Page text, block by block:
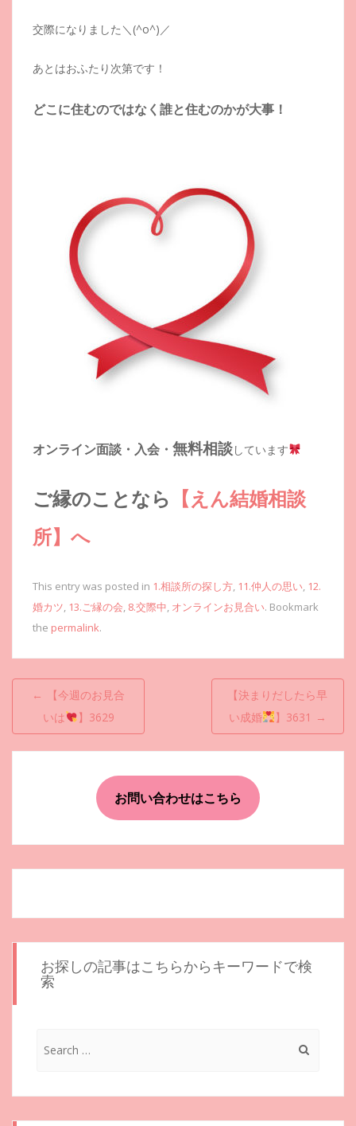
交際になりました＼(^o^)／
あとはおふたり次第です！
どこに住むのではなく誰と住むのかが大事！
オンライン面談・入会・ 無料相談しています
ご縁のことなら 【えん結婚相談
所】へ
This entry was posted in 1.相談所の探し方, 11.仲人の思い, 12.
婚カツ, 13.ご縁の会, 8.交際中, オンラインお見合い. Bookmark
the permalink.
投
ナ
←
【今週のお見合
いは
】3629
【決まりだしたら早
い成婚
】3631 →
お問い合わせはこちら
お探しの記事はこちらからキーワードで検
索